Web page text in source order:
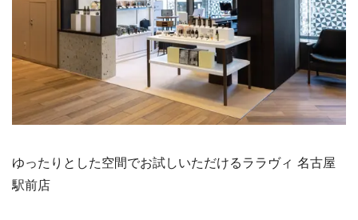
ゆったりとした空間でお試しいただけるララヴィ 名古屋
駅前店